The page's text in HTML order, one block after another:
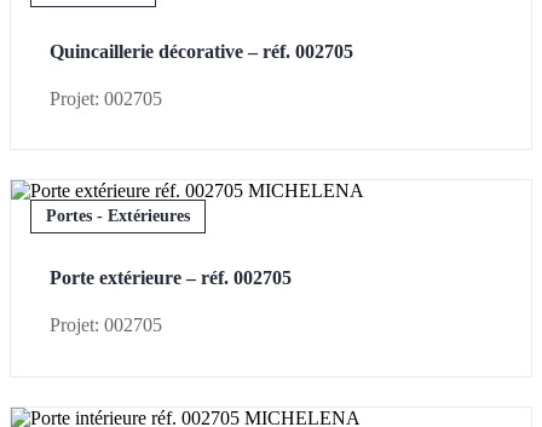
Quincaillerie décorative – réf. 002705
Projet: 002705
Portes - Extérieures
Porte extérieure – réf. 002705
Projet: 002705